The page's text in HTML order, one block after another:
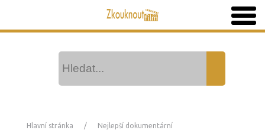
Hlavní stránka Nejlepší dokumentární